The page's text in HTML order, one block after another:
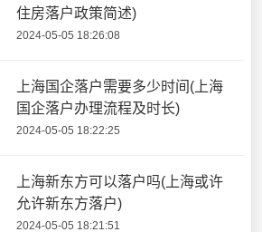
住房落户政策简述)
2024-05-05 18:26:08
上海国企落户需要多少时间(上海
国企落户办理流程及时长)
2024-05-05 18:22:25
上海新东方可以落户吗(上海或许
允许新东方落户)
2024-05-05 18:21:51